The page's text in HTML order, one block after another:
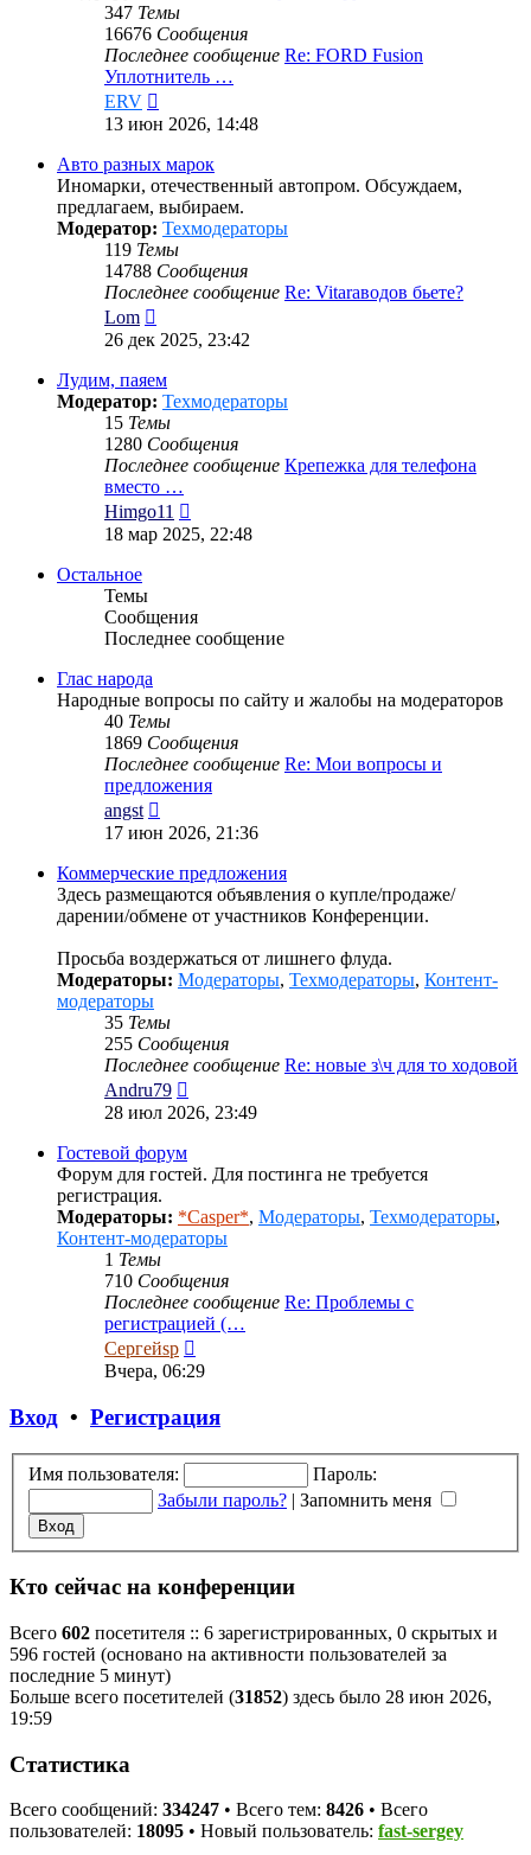
347 Темы
16676 Сообщения
Последнее сообщение Re: FORD Fusion
Уплотнитель …
ERV
к
сообщению
13 июн 2026, 14:48
Авто разных марок
Иномарки, отечественный автопром. Обсуждаем,
предлагаем, выбираем.
Модератор: Техмодераторы
119 Темы
14788 Сообщения
Последнее сообщение Re: Vitaraводов бьете?
Lom
к
сообщению
26 дек 2025, 23:42
Лудим, паяем
Модератор: Техмодераторы
15 Темы
1280 Сообщения
Последнее сообщение Крепежка для телефона
вместо …
Himgo11
к
18 мар 2025, 22:48
Остальное
Темы
Сообщения
Последнее сообщение
Глас народа
Народные вопросы по сайту и жалобы на модераторов
40 Темы
1869 Сообщения
Последнее сообщение Re: Мои вопросы и
предложения
angst
к
сообщению
17 июн 2026, 21:36
Коммерческие предложения
Здесь размещаются объявления о купле/продаже/
дарении/обмене от участников Конференции.
Просьба воздержаться от лишнего флуда.
Модераторы: Модераторы, Техмодераторы, Контент-
модераторы
35 Темы
255 Сообщения
Последнее сообщение Re: новые з\ч для то ходовой
Andru79
к
28 июл 2026, 23:49
Гостевой форум
Форум для гостей. Для постинга не требуется
регистрация.
Модераторы: *Casper*, Модераторы, Техмодераторы,
Контент-модераторы
1 Темы
710 Сообщения
Последнее сообщение Re: Проблемы с
регистрацией (…
Сергейsp
к
Вчера, 06:29
Вход • Регистрация
Имя пользователя:
Пароль:
Забыли пароль? | Запомнить меня
Кто сейчас на конференции
Всего 602 посетителя :: 6 зарегистрированных, 0 скрытых и
596 гостей (основано на активности пользователей за
последние 5 минут)
Больше всего посетителей (31852) здесь было 28 июн 2026,
19:59
Статистика
Всего сообщений: 334247 • Всего тем: 8426 • Всего
пользователей: 18095 • Новый пользователь: fast-sergey